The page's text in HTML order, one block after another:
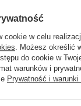
5906694087592
w celu
. Możesz określić
do cookie w
warunków i
Prywatność i warunki